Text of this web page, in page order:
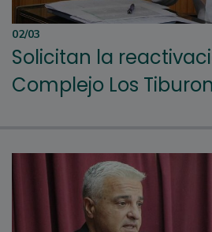
02/03
Solicitan la
Complejo Los